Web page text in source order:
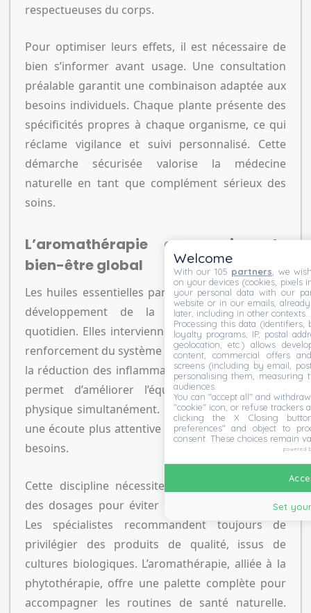
respectueuses du corps.
Pour optimiser leurs effets, il est nécessaire de
bien s’informer avant usage. Une consultation
préalable garantit une combinaison adaptée aux
besoins individuels. Chaque plante présente des
spécificités propres à chaque organisme, ce qui
réclame vigilance et suivi personnalisé. Cette
démarche sécurisée valorise la médecine
naturelle en tant que complément sérieux des
soins.
L’aromathérapie au service du
bien-être global
Les huiles essentielles participent activement au
développement de la santé holistique au
quotidien. Elles interviennent dans la détente, le
renforcement du système immunitaire ou encore
la réduction des inflammations. Leur usage ciblé
permet d’améliorer l’équilibre émotionnel et
physique simultanément. Ce soin délicat invite à
une écoute plus attentive de soi-même et de ses
besoins.
Cette discipline nécessite une maîtrise précise
des dosages pour éviter les effets indésirables.
Les spécialistes recommandent toujours de
privilégier des produits de qualité, issus de
cultures biologiques. L’aromathérapie, alliée à la
phytothérapie, offre une palette complète pour
accompagner les routines de santé naturelle.
Welcome
With our 105 partners , we
on your devices (cookies, pixels
your personal data with our
website or in our emails,
later, including in other contexts.
Processing this data (identifiers,
loyalty programs, IP, postal
geolocation, etc.) allows
content, commercial offers
screens (including by email,
personalising them, measuring
audiences.
You can "accept all" and
"cookie" icon, or refuse trackers
clicking the X Closing
preferences" and object to
consent. These choices remain
powered
Set